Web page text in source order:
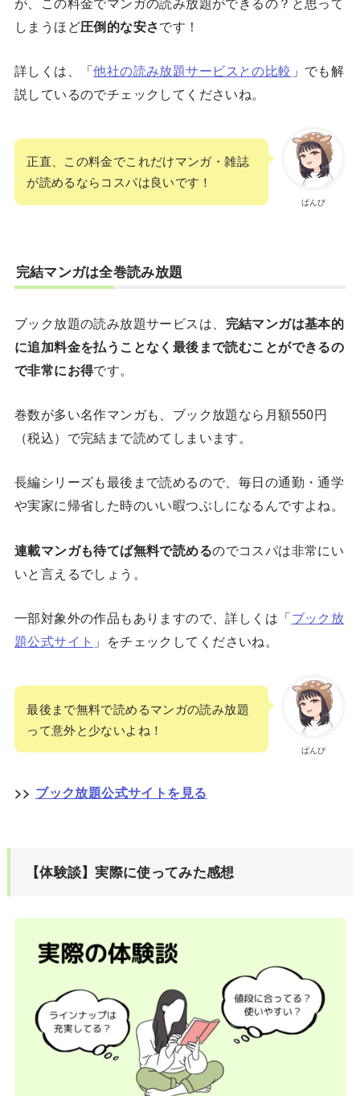
しまうほど圧倒的な安さです！
詳しくは、「他社の読み放題サービスとの比較 」でも解
説しているのでチェックしてくださいね。
ばんび
正直、この料金でこれだけマンガ・雑誌
が読めるならコスパは良いです！
完結マンガは全巻読み放題
ブック放題の読み放題サービスは、 完結マンガは基本的
に追加料金を払うことなく最後まで読むことができるの
で非常にお得です。
巻数が多い名作マンガも、ブック放題なら月額550円
（税込）で完結まで読めてしまいます。
長編シリーズも最後まで読めるので、毎日の通勤・通学
や実家に帰省した時のいい暇つぶしになるんですよね。
連載マンガも待てば無料で読めるのでコスパは非常にい
いと言えるでしょう。
一部対象外の作品もありますので、詳しくは「ブック放
題公式サイト 」をチェックしてくださいね。
ばんび
最後まで無料で読めるマンガの読み放題
って意外と少ないよね！
>> ブック放題公式サイトを見る
【体験談】実際に使ってみた感想